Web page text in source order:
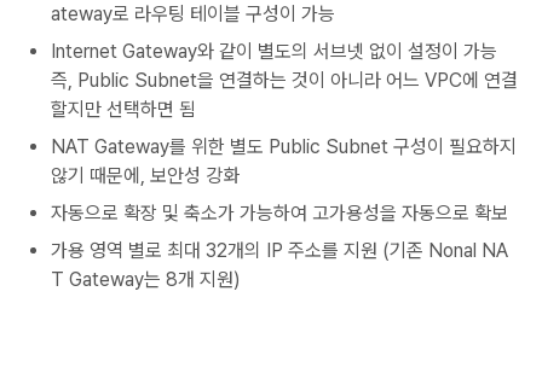
ateway로 라우팅 테이블 구성이 가능
Internet Gateway와 같이 별도의 서브넷 없이 설정이 가능
즉, Public Subnet을 연결하는 것이 아니라 어느 VPC에 연결
할지만 선택하면 됨
NAT Gateway를 위한 별도 Public Subnet 구성이 필요하지
않기 때문에, 보안성 강화
자동으로 확장 및 축소가 가능하여 고가용성을 자동으로 확보
가용 영역 별로 최대 32개의 IP 주소를 지원 (기존 Nonal NA
T Gateway는 8개 지원)